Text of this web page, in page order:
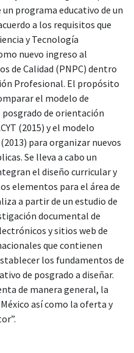
programa educativo de un
a los requisitos que
y Tecnología
nuevo ingreso al
de Calidad (PNPC) dentro
Profesional. El propósito
el modelo de
de orientación
(2015) y el modelo
para organizar nuevos
Se lleva a cabo un
el diseño curricular y
elementos para el área de
a partir de un estudio de
documental de
y sitios web de
que contienen
los fundamentos de
de posgrado a diseñar.
de manera general, la
así como la oferta y